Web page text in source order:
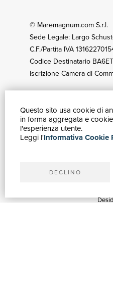
Questo sito usa cookie di
in forma aggregata e
l'esperienza utente.
Leggi l'Informativa Cookie
DECLINO
© Maremagnum.com S.r.l.
Sede Legale: Largo
C.F./Partita IVA
Codice Destinatario
Iscrizione Camera di
GUIDA
Ricerca